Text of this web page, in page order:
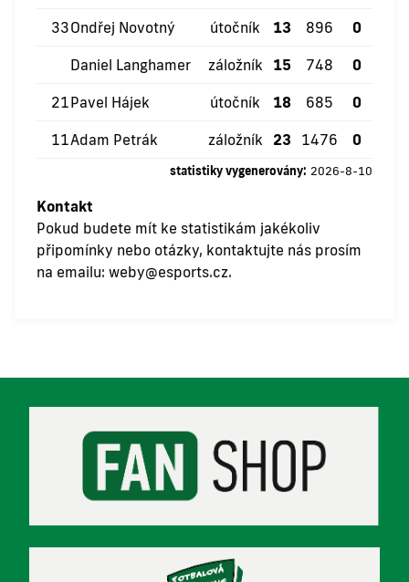
33Ondřej Novotný útočník 13 896 0
Daniel Langhamer záložník 15 748 0
21Pavel Hájek útočník 18 685 0
11Adam Petrák záložník 23 1476 0
statistiky vygenerovány: 2026-8-10
Kontakt
Pokud budete mít ke statistikám jakékoliv
připomínky nebo otázky, kontaktujte nás prosím
na emailu: weby@esports.cz.